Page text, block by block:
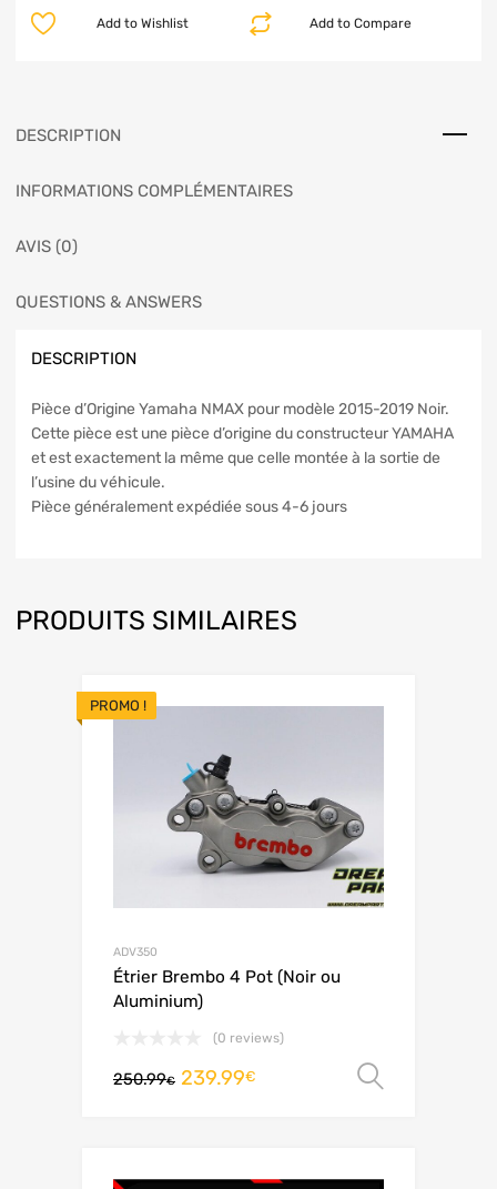
Add to Compare
Add to Wishlist
DESCRIPTION
INFORMATIONS COMPLÉMENTAIRES
AVIS (0)
QUESTIONS & ANSWERS
DESCRIPTION
Pièce d’Origine Yamaha NMAX pour modèle 2015-2019 Noir.
Cette pièce est une pièce d’origine du constructeur YAMAHA
et est exactement la même que celle montée à la sortie de
l’usine du véhicule.
Pièce généralement expédiée sous 4-6 jours
PRODUITS SIMILAIRES
PROMO !
ADV350
Étrier Brembo 4 Pot (Noir ou
Aluminium)
(0 reviews)
250.99€ 239.99€